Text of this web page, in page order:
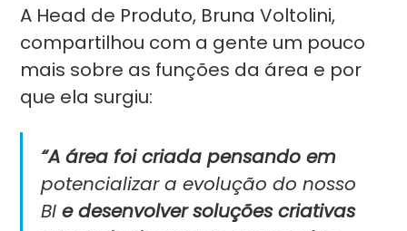
A Head de Produto, Bruna Voltolini,
compartilhou com a gente um pouco
mais sobre as funções da área e por
que ela surgiu:
“A área foi criada pensando em
potencializar a evolução do nosso
BIe desenvolver soluções criativas